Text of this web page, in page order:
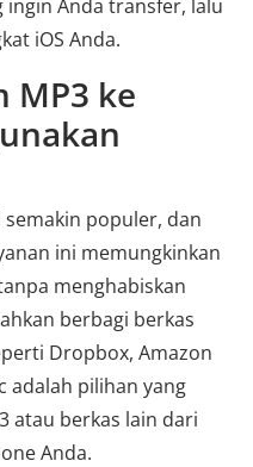
ingin Anda transfer, lalu
iOS Anda.
MP3 ke
populer, dan
ini memungkinkan
menghabiskan
berbagi berkas
Dropbox, Amazon
adalah pilihan yang
atau berkas lain dari
Anda.